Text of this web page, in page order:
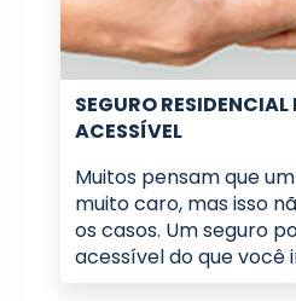
SEGURO RESIDENCIAL
ACESSÍVEL
Muitos pensam que
muito caro, mas isso
os casos. Um seguro
acessível do que você